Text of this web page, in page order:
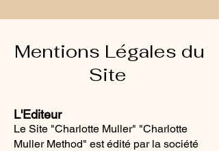
Mentions Légales du
Site
L'Editeur
Le Site "Charlotte Muller" "Charlotte
Muller Method" est édité par la société